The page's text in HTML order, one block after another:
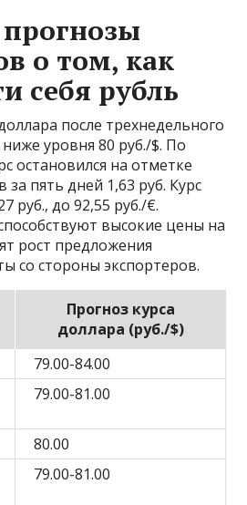
о том, как
себя рубль
после трехнедельного
уровня 80 руб./$. По
остановился на отметке
за пять дней 1,63 руб. Курс
руб., до 92,55 руб./€.
высокие цены на
рост предложения
со стороны экспортеров.
Прогноз курса
доллара (руб./$)
79.00-84.00
79.00-81.00
80.00
79.00-81.00